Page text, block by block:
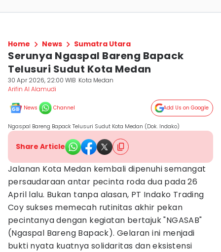
Home News Sumatra Utara
Serunya Ngaspal Bareng Bapack
Telusuri Sudut Kota Medan
30 Apr 2026, 22:00 WIB Kota Medan
Arifin Al Alamudi
News Channel Add Us on Google
Ngaspal Bareng Bapack Telusuri Sudut Kota Medan (Dok. Indako)
Share Article
Jalanan Kota Medan kembali dipenuhi semangat
persaudaraan antar pecinta roda dua pada 26
April lalu. Bukan tanpa alasan, PT Indako Trading
Coy sukses memecah rutinitas akhir pekan
pecintanya dengan kegiatan bertajuk "NGASAB"
(Ngaspal Bareng Bapack). Gelaran ini menjadi
bukti nyata kuatnya solidaritas dan eksistensi